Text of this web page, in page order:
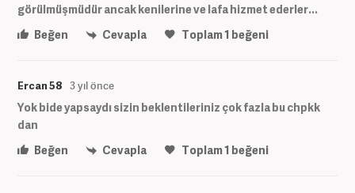
görülmüşmüdür ancak kenilerine ve lafa hizmet ederler...
Beğen
Cevapla Toplam1 beğeni
Ercan 58 3 yıl önce
Yok bide yapsaydı sizin beklentileriniz çok fazla bu chpkk
dan
Beğen
Cevapla Toplam1 beğeni